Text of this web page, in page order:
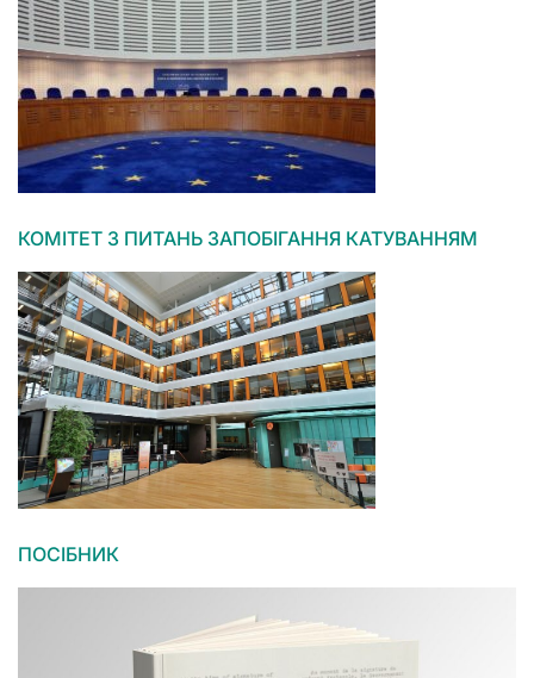
КОМІТЕТ З ПИТАНЬ ЗАПОБІГАННЯ КАТУВАННЯМ
ПОСІБНИК